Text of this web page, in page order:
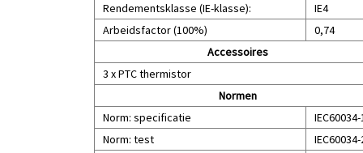
Rendementsklasse (IE-klasse):
IE4
Arbeidsfactor (100%)
0,74
Accessoires
3 x PTC thermistor
Normen
Norm: specificatie
Norm: test